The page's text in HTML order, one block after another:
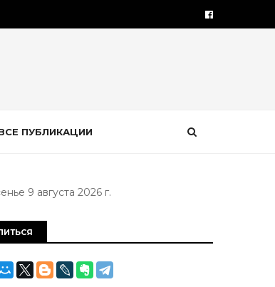
ПУБЛИКАЦИИ
9 августа 2026 г.